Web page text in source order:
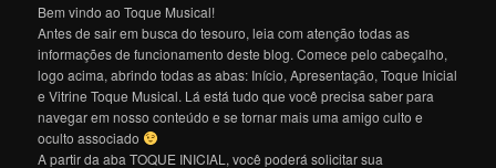
Bem vindo ao Toque Musical!
Antes de sair em busca do tesouro, leia com atenção todas as
informações de funcionamento deste blog. Comece pelo cabeçalho,
logo acima, abrindo todas as abas: Início, Apresentação, Toque Inicial
e Vitrine Toque Musical. Lá está tudo que você precisa saber para
navegar em nosso conteúdo e se tornar mais uma amigo culto e
oculto associado
A partir da aba TOQUE INICIAL, você poderá solicitar sua